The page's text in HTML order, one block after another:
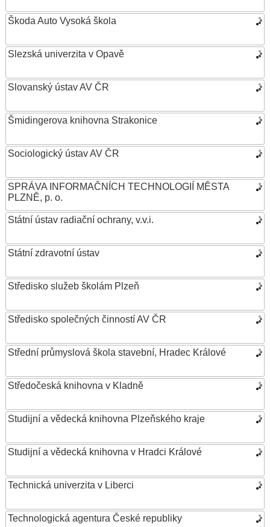
Škoda Auto Vysoká škola
Slezská univerzita v Opavě
Slovanský ústav AV ČR
Šmidingerova knihovna Strakonice
Sociologický ústav AV ČR
SPRÁVA INFORMAČNÍCH TECHNOLOGIÍ MĚSTA
PLZNĚ, p. o.
Státní ústav radiační ochrany, v.v.i.
Státní zdravotní ústav
Středisko služeb školám Plzeň
Středisko společných činností AV ČR
Střední průmyslová škola stavební, Hradec Králové
Středočeská knihovna v Kladně
Studijní a vědecká knihovna Plzeňského kraje
Studijní a vědecká knihovna v Hradci Králové
Technická univerzita v Liberci
Technologická agentura České republiky